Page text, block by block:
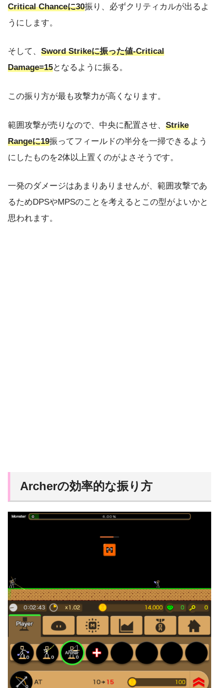
Critical Chanceに30振り、必ずクリティカルが出るよ
うにします。
そして、 Sword Strikeに振った値-Critical
Damage=15となるように振る。
この振り方が最も攻撃力が高くなります。
範囲攻撃が売りなので、中央に配置させ、 Strike
Rangeに19振ってフィールドの半分を一掃できるよう
にしたものを2体以上置くのがよさそうです。
一発のダメージはあまりありませんが、範囲攻撃であ
るためDPSやMPSのことを考えるとこの型がよいかと
思われます。
Archerの効率的な振り方